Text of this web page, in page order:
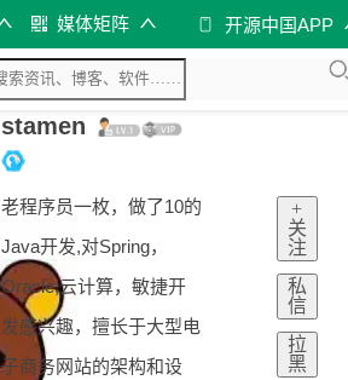
媒体矩阵 开源中国APP
stamen
老程序员一枚，做了10的
Java开发,对Spring，
Oracle,云计算，敏捷开
发感兴趣，擅长于大型电
子商务网站的架构和设
+
关
注
私
信
拉
黑